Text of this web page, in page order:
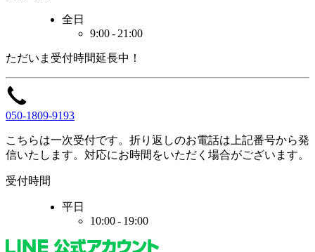
全日
9:00 - 21:00
ただいま 受付時間延長中！
050-1809-9193
こちらは一次受付です。 折り返しのお電話は 上記番号から発
信いたします。 対応にお時間をいただく 場合がございます。
受付時間
平日
10:00 - 19:00